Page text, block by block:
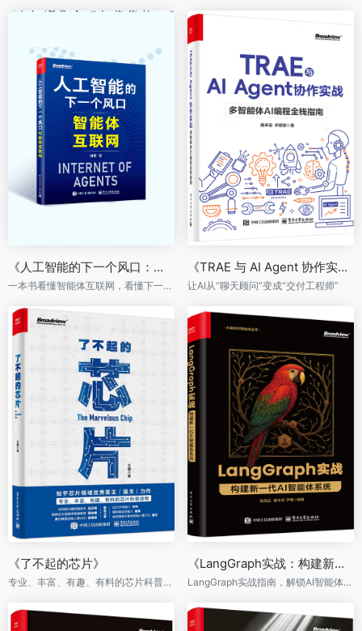
《人工智能的下一个风口：智能体互联网》
一本书看懂智能体互联网，看懂下一轮财富大变局
《TRAE 与 AI Agent 协作实战：多智能体 AI 编程全栈指南》
让AI从“聊天顾问”变成“交付工程师”
《了不起的芯片》
专业、丰富、有趣、有料的芯片科普读物
《LangGraph实战：构建新一代AI智能体系统》
LangGraph实战指南，解锁AI智能体工程化落地，0基础也能快速上手